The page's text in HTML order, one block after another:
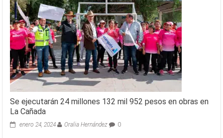
Se ejecutarán 24 millones 132 mil 952 pesos en obras en
La Cañada
enero 24, 2024 Oralia Hernández 0